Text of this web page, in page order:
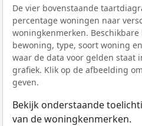
De vier bovenstaande
percentage woningen naar
woningkenmerken.
bewoning, type, soort woning
waar de data voor gelden staat
grafiek. Klik op de afbeelding
geven.
Bekijk onderstaande
van de woningkenmerken.